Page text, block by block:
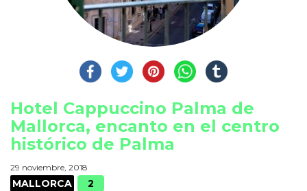
Hotel Cappuccino Palma de
Mallorca, encanto en el centro
histórico de Palma
29 noviembre, 2018
MALLORCA
2